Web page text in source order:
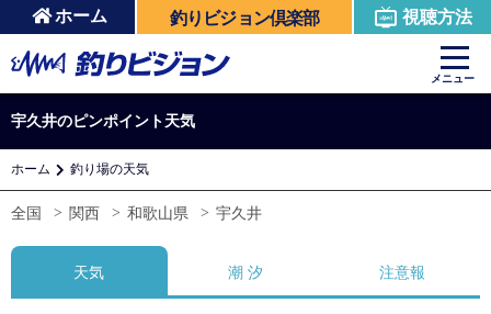
ホーム 釣りビジョン倶楽部 視聴方法
メニュー
宇久井のピンポイント天気
ホーム 釣り場の天気
全国 関西 和歌山県 宇久井
天気 潮 汐 注意報